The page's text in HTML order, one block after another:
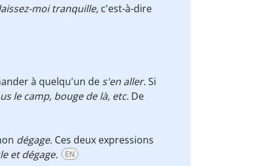
moi tranquille, c'est-à-dire
à quelqu'un de s'en aller. Si
le camp, bouge de là, etc. De
dégage. Ces deux expressions
et dégage. EN